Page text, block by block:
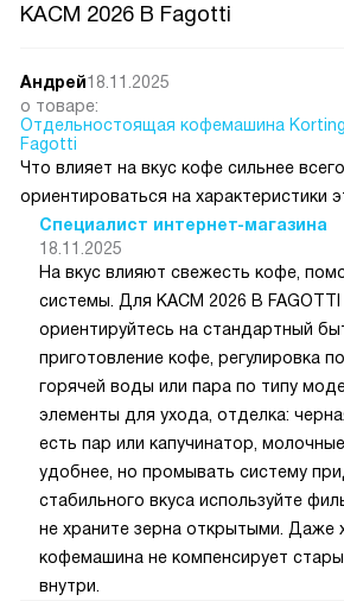
KACM 2026 B Fagotti
Андрей18.11.2025
о товаре:
Отдельностоящая кофемашина Korting
Fagotti
Что влияет на вкус кофе сильнее
ориентироваться на характеристики
Специалист интернет-магазина
18.11.2025
На вкус влияют свежесть кофе,
системы. Для KACM 2026 B
ориентируйтесь на стандартный
приготовление кофе, регулировка
горячей воды или пара по типу
элементы для ухода, отделка:
есть пар или капучинатор,
удобнее, но промывать систему
стабильного вкуса используйте
не храните зерна открытыми. Даже
кофемашина не компенсирует
внутри.